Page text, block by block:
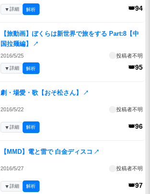
👑94
▼詳細 解析
【旅動画】ぼくらは新世界で旅をする Part:8【中
国拉麺編】
↗
2016/5/25 投稿者不明
👑95
▼詳細 解析
劇・場愛・歌【おそ松さん】 ↗
2016/5/22 投稿者不明
👑96
▼詳細 解析
【MMD】電と雷で 白金ディスコ ↗
2016/5/27 投稿者不明
👑97
▼詳細 解析